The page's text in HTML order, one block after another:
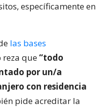
específicamente en
las bases
reza que“todo
por un/a
con residencia
pide acreditar la